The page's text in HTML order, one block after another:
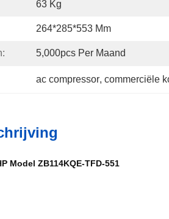
63 Kg
264*285*553 Mm
5,000pcs Per Maand
ac compressor, commerciële
Model ZB114KQE-TFD-551